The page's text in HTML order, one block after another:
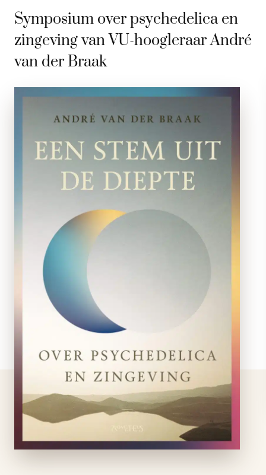
Symposium over psychedelica en
zingeving van VU-hoogleraar André
van der Braak